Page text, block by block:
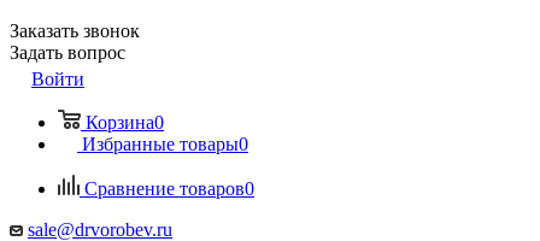
Заказать звонок
Задать вопрос
Войти
Корзина0
Избранные товары0
Сравнение товаров0
sale@drvorobev.ru